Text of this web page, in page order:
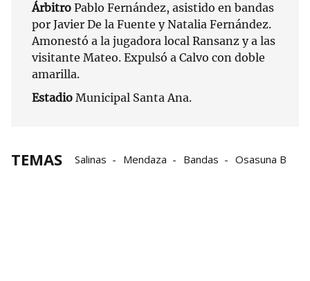
Árbitro Pablo Fernández, asistido en bandas
por Javier De la Fuente y Natalia Fernández.
Amonestó a la jugadora local Ransanz y a las
visitante Mateo. Expulsó a Calvo con doble
amarilla.
Estadio Municipal Santa Ana.
TEMAS Salinas Mendaza Bandas Osasuna B